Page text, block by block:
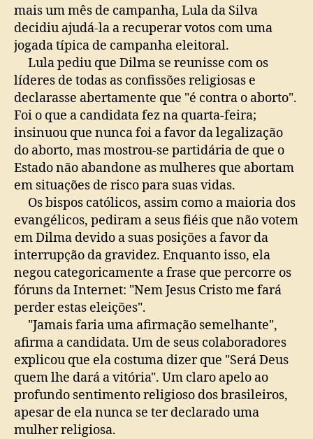
mais um mês de campanha, Lula da Silva
decidiu ajudá-la a recuperar votos com uma
jogada típica de campanha eleitoral.
Lula pediu que Dilma se reunisse com os
líderes de todas as confissões religiosas e
declarasse abertamente que "é contra o aborto".
Foi o que a candidata fez na quarta-feira;
insinuou que nunca foi a favor da legalização
do aborto, mas mostrou-se partidária de que o
Estado não abandone as mulheres que abortam
em situações de risco para suas vidas.
Os bispos católicos, assim como a maioria dos
evangélicos, pediram a seus fiéis que não votem
em Dilma devido a suas posições a favor da
interrupção da gravidez. Enquanto isso, ela
negou categoricamente a frase que percorre os
fóruns da Internet: "Nem Jesus Cristo me fará
perder estas eleições".
"Jamais faria uma afirmação semelhante",
afirma a candidata. Um de seus colaboradores
explicou que ela costuma dizer que "Será Deus
quem lhe dará a vitória". Um claro apelo ao
profundo sentimento religioso dos brasileiros,
apesar de ela nunca se ter declarado uma
mulher religiosa.